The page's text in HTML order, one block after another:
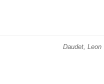
Daudet, Leon